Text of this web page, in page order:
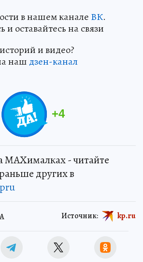
в нашем канале ВК.
и оставайтесь на связи
и видео?
наш дзен-канал
+4
- читайте
других в
Источник: kp.ru